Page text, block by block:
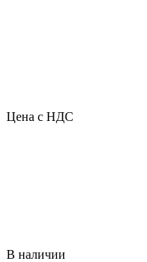
Цена с НДС
В наличии